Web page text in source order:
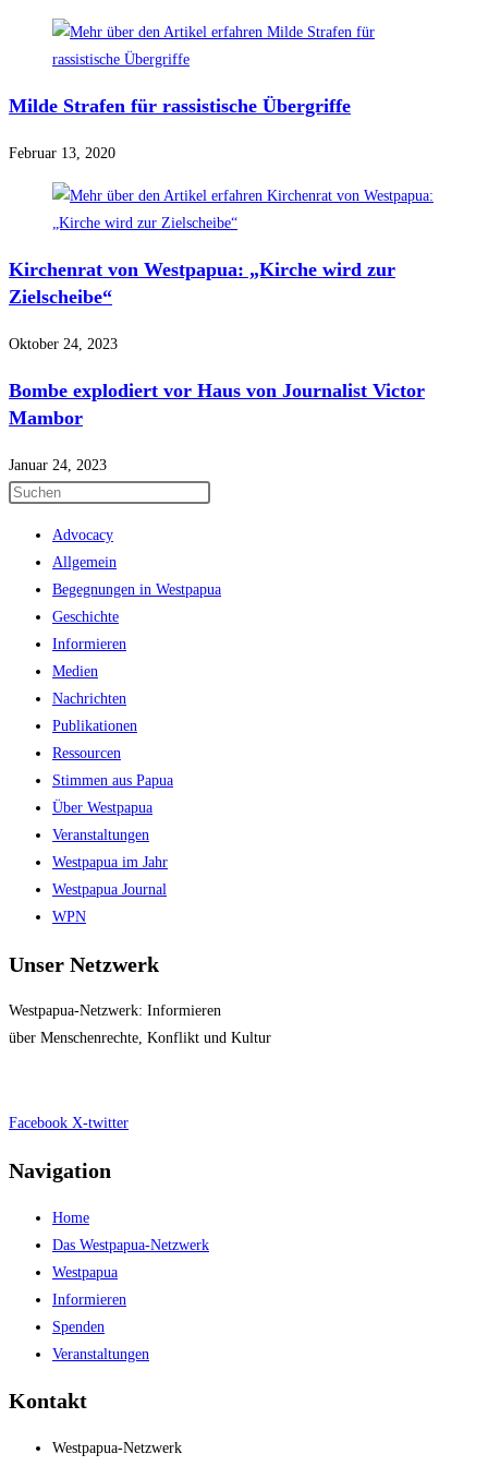
Milde Strafen für rassistische Übergriffe
Februar 13, 2020
Kirchenrat von Westpapua: „Kirche wird zur
Zielscheibe“
Oktober 24, 2023
Bombe explodiert vor Haus von Journalist Victor
Mambor
Januar 24, 2023
the
Advocacy
Allgemein
Begegnungen in Westpapua
Geschichte
Informieren
Medien
Nachrichten
Publikationen
Ressourcen
Stimmen aus Papua
Über Westpapua
Veranstaltungen
Westpapua im Jahr
Westpapua Journal
WPN
Unser Netzwerk
Westpapua-Netzwerk: Informieren
über Menschenrechte, Konflikt und Kultur
Facebook X-twitter
Navigation
Home
Das Westpapua-Netzwerk
Westpapua
Informieren
Spenden
Veranstaltungen
Kontakt
Westpapua-Netzwerk